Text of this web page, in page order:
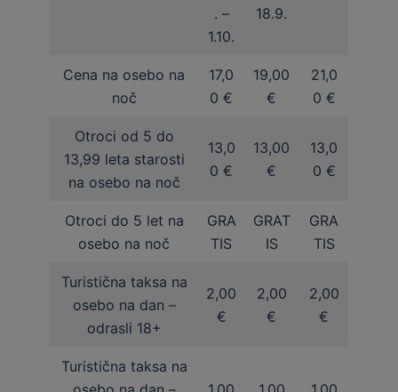
. –
1.10.
18.9.
Cena na osebo na
noč
17,0
0 €
19,00
€
21,0
0 €
Otroci od 5 do
13,99 leta starosti
na osebo na noč
13,0
0 €
13,00
€
13,0
0 €
Otroci do 5 let na
osebo na noč
GRA
TIS
GRAT
IS
GRA
TIS
Turistična taksa na
osebo na dan –
odrasli 18+
2,00
€
2,00
€
2,00
€
Turistična taksa na